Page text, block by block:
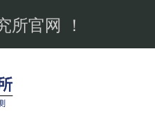
所官网 ！